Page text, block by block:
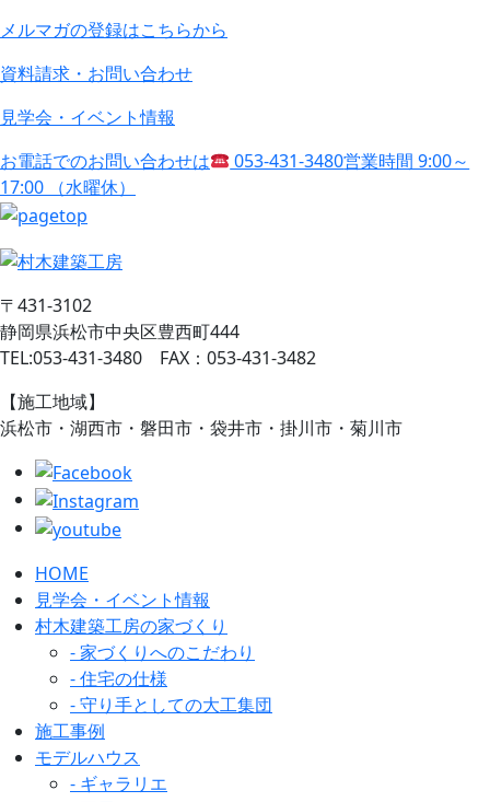
メルマガの登録はこちらから
資料請求・お問い合わせ
見学会・イベント情報
お電話でのお問い合わせは
053-431-3480営業時間 9:00～
17:00 （水曜休）
〒431-3102
静岡県浜松市中央区豊西町444
TEL:053-431-3480 FAX：053-431-3482
【施工地域】
浜松市・湖西市・磐田市・袋井市・掛川市・菊川市
HOME
見学会・イベント情報
村木建築工房の家づくり
- 家づくりへのこだわり
- 住宅の仕様
- 守り手としての大工集団
施工事例
モデルハウス
- ギャラリエ